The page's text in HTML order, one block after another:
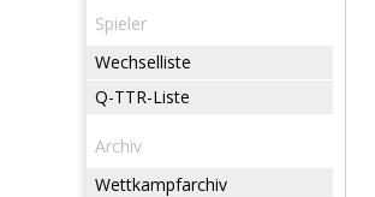
Spieler
Wechselliste
Q-TTR-Liste
Archiv
Wettkampfarchiv